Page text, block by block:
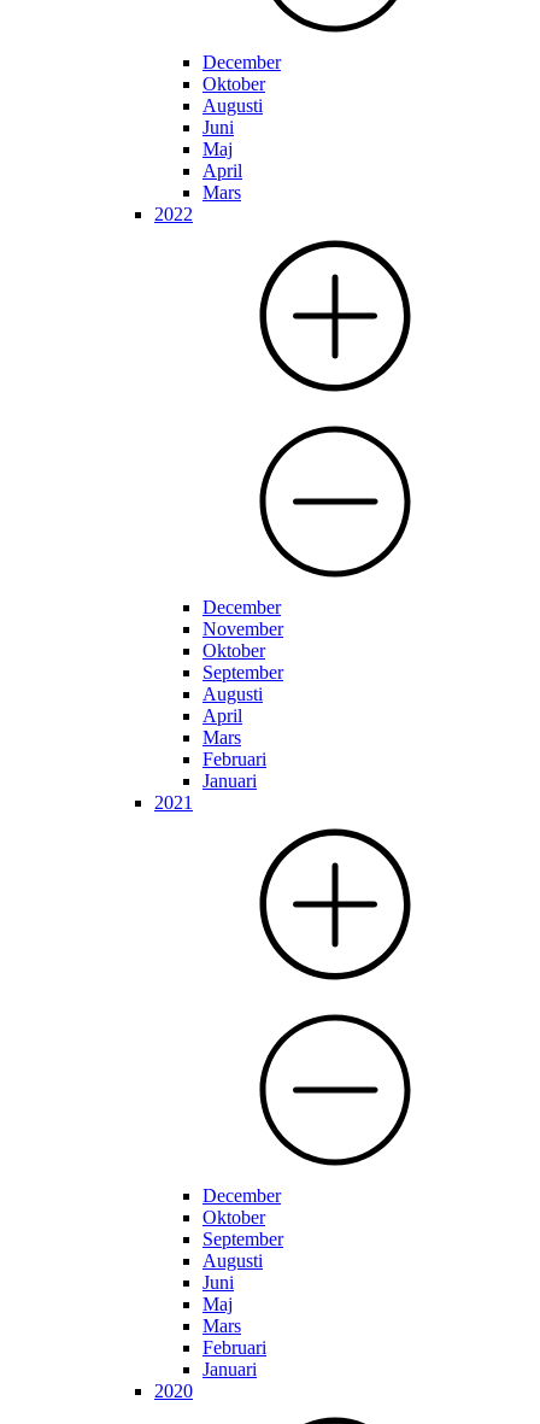
December
Oktober
Augusti
Juni
Maj
April
Mars
2022
December
November
Oktober
September
Augusti
April
Mars
Februari
Januari
2021
December
Oktober
September
Augusti
Juni
Maj
Mars
Februari
Januari
2020